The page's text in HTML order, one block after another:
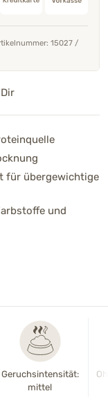
für übergewichtige
und
15027/
Geruchsintensität:
mittel